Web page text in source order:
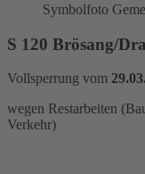
Symbolfoto
S 120 Brösang/
Vollsperrung vom
wegen Restarbeiten
Verkehr)